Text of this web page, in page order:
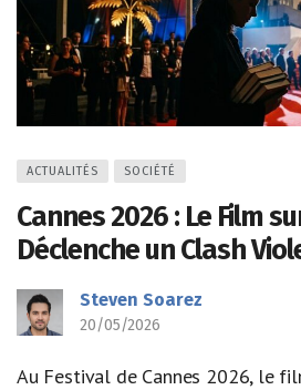
ACTUALITÉS SOCIÉTÉ
Cannes 2026 : Le Film
Déclenche un Clash
Steven Soarez
20/05/2026
Au Festival de Cannes 2026, le